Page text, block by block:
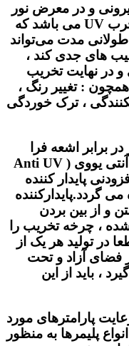
و در معرض نور
خورشید که منبع قدرتمند اشعه مخرب UV می باشد که
مدت می‌تواند
های جدی کند ،
در نهایت تخریب
: تغییر رنگ ،
، ترک خوردگی
برابر اشعه فرا
مستربچ آنتی یووی ( Anti UV
پایدار کننده
می گردد.پایدارکننده
و از بین بردن
شده ، چرخه تخریب را
در تولید هر یک از
فضای آزاد و تحت
، باید از این
پارامترهای مورد
پلیمرها به منظور